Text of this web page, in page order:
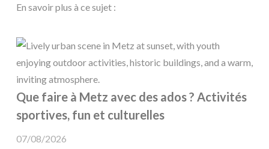
En savoir plus à ce sujet :
Que faire à Metz avec des ados ? Activités
sportives, fun et culturelles
07/08/2026